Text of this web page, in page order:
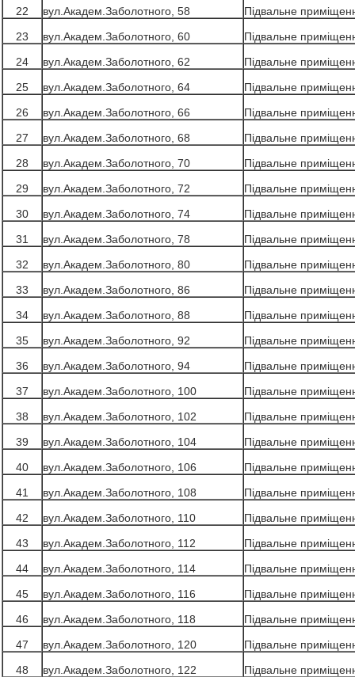
22
вул.Академ.Заболотного, 58
Підвальне
23
вул.Академ.Заболотного, 60
Підвальне
24
вул.Академ.Заболотного, 62
Підвальне
25
вул.Академ.Заболотного, 64
Підвальне
26
вул.Академ.Заболотного, 66
Підвальне
27
вул.Академ.Заболотного, 68
Підвальне
28
вул.Академ.Заболотного, 70
Підвальне
29
вул.Академ.Заболотного, 72
Підвальне
30
вул.Академ.Заболотного, 74
Підвальне
31
вул.Академ.Заболотного, 78
Підвальне
32
вул.Академ.Заболотного, 80
Підвальне
33
вул.Академ.Заболотного, 86
Підвальне
34
вул.Академ.Заболотного, 88
Підвальне
35
вул.Академ.Заболотного, 92
Підвальне
36
вул.Академ.Заболотного, 94
Підвальне
37
вул.Академ.Заболотного, 100
Підвальне
38
вул.Академ.Заболотного, 102
Підвальне
39
вул.Академ.Заболотного, 104
Підвальне
40
вул.Академ.Заболотного, 106
Підвальне
41
вул.Академ.Заболотного, 108
Підвальне
42
вул.Академ.Заболотного, 110
Підвальне
43
вул.Академ.Заболотного, 112
Підвальне
44
вул.Академ.Заболотного, 114
Підвальне
45
вул.Академ.Заболотного, 116
Підвальне
46
вул.Академ.Заболотного, 118
Підвальне
47
вул.Академ.Заболотного, 120
Підвальне
48
вул.Академ.Заболотного, 122
Підвальне